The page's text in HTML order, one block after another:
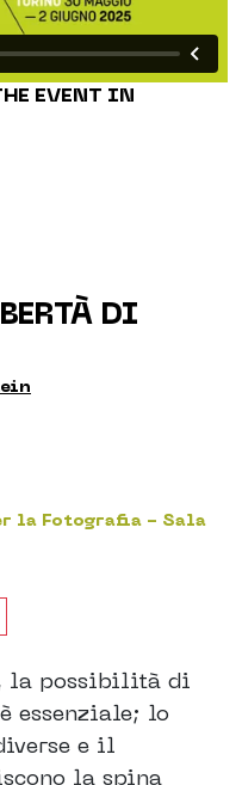
EVENT IN
DI
la Fotografia - Sala
la possibilità di
essenziale; lo
e il
la spina